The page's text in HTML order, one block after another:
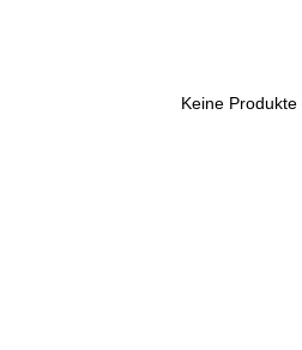
Keine Produkte